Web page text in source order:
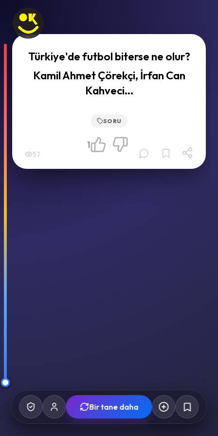
Türkiye'de futbol biterse ne olur?
Kamil Ahmet Çörekçi, İrfan Can
Kahveci...
SORU
57
1
Bir tane daha